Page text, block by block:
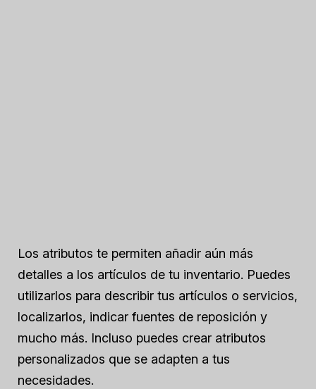
Los atributos te permiten añadir aún más
detalles a los artículos de tu inventario. Puedes
utilizarlos para describir tus artículos o servicios,
localizarlos, indicar fuentes de reposición y
mucho más. Incluso puedes crear atributos
personalizados que se adapten a tus
necesidades.